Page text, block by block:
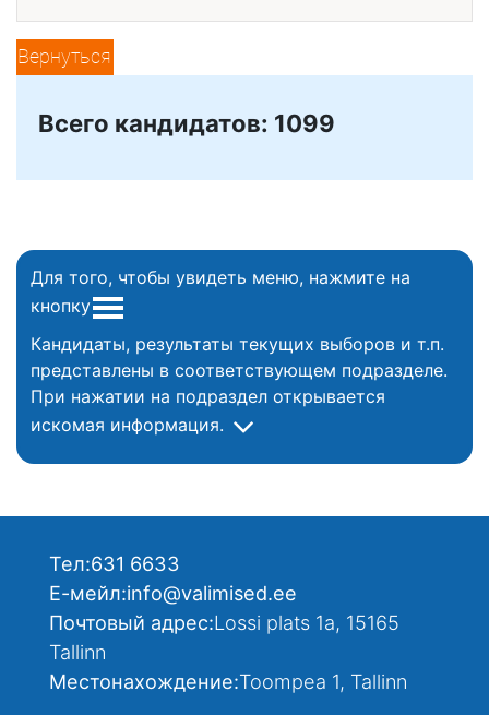
Вернуться
Всего кандидатов: 1099
Для того, чтобы увидеть меню, нажмите на
кнопку
Кандидаты, результаты текущих выборов и т.п.
представлены в соответствующем подразделе.
При нажатии на подраздел открывается
искомая информация.
Тел:631 6633
Е-мейл:info@valimised.ee
Почтовый адрес:Lossi plats 1a, 15165
Tallinn
Местонахождение:Toompea 1, Tallinn